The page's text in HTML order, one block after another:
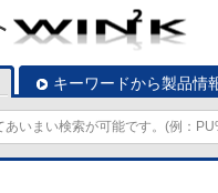
キーワードから製品情